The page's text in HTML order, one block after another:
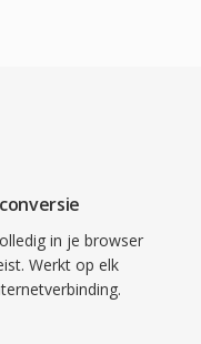
in je browser
Werkt op elk